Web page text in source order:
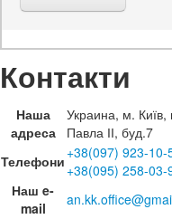
Контакти
Наша
адреса
Украина, м. Київ,
Павла ІІ, буд.7
Телефони +38(097) 923-10-
+38(095) 258-03-
Наш e-
mail